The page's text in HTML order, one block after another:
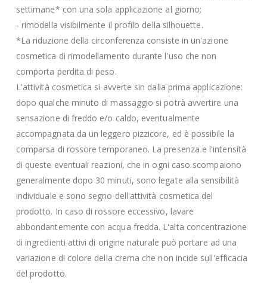
settimane* con una sola applicazione al giorno;
- rimodella visibilmente il profilo della silhouette.
*La riduzione della circonferenza consiste in un'azione
cosmetica di rimodellamento durante l'uso che non
comporta perdita di peso.
L'attività cosmetica si avverte sin dalla prima applicazione:
dopo qualche minuto di massaggio si potrà avvertire una
sensazione di freddo e/o caldo, eventualmente
accompagnata da un leggero pizzicore, ed è possibile la
comparsa di rossore temporaneo. La presenza e l'intensità
di queste eventuali reazioni, che in ogni caso scompaiono
generalmente dopo 30 minuti, sono legate alla sensibilità
individuale e sono segno dell'attività cosmetica del
prodotto. In caso di rossore eccessivo, lavare
abbondantemente con acqua fredda. L'alta concentrazione
di ingredienti attivi di origine naturale può portare ad una
variazione di colore della crema che non incide sull'efficacia
del prodotto.